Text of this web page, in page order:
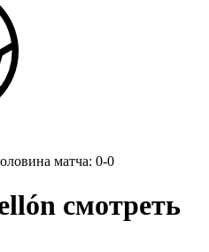
матча: 0-0
смотреть